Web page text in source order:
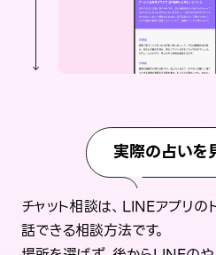
実際の占いを
チャット相談は、LINEアプリ
話できる相談方法です。